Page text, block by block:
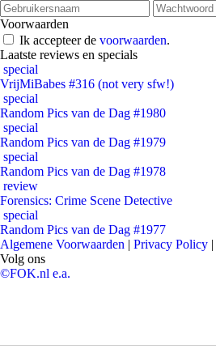
Voorwaarden
Ik accepteer de voorwaarden.
Laatste reviews en specials
special
VrijMiBabes #316 (not very sfw!)
special
Random Pics van de Dag #1980
special
Random Pics van de Dag #1979
special
Random Pics van de Dag #1978
review
Forensics: Crime Scene Detective
special
Random Pics van de Dag #1977
Algemene Voorwaarden | Privacy Policy |
Volg ons
©FOK.nl e.a.